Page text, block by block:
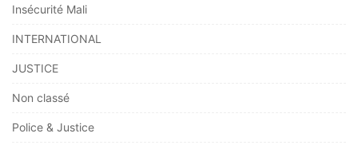
Insécurité Mali
INTERNATIONAL
JUSTICE
Non classé
Police & Justice